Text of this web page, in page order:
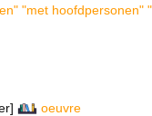
"met
oeuvre